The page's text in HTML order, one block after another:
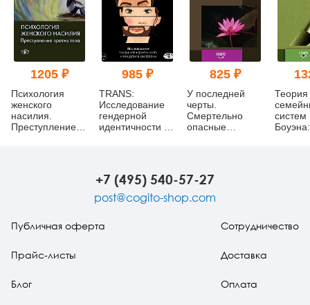
1205 ₽
Психология
женского
насилия.
Преступление
985 ₽
TRANS:
Исследование
гендерной
идентичности и
825 ₽
У последней
черты.
Смертельно
опасные
Теория
Боуэна:
+7 (495) 540-57-27
post@cogito-shop.com
Публичная оферта
Прайс-листы
Блог
Сотрудничество
Доставка
Оплата